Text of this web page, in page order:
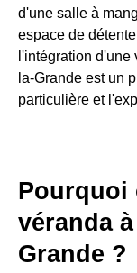
d'une salle à
espace de
l'intégration
la-Grande est un
particulière et
Pourquoi
véranda
Grande ?